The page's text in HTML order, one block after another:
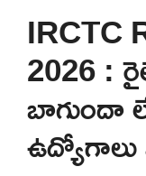
IRCTC
2026 :
బాగుందా
ఉద్యోగాలు